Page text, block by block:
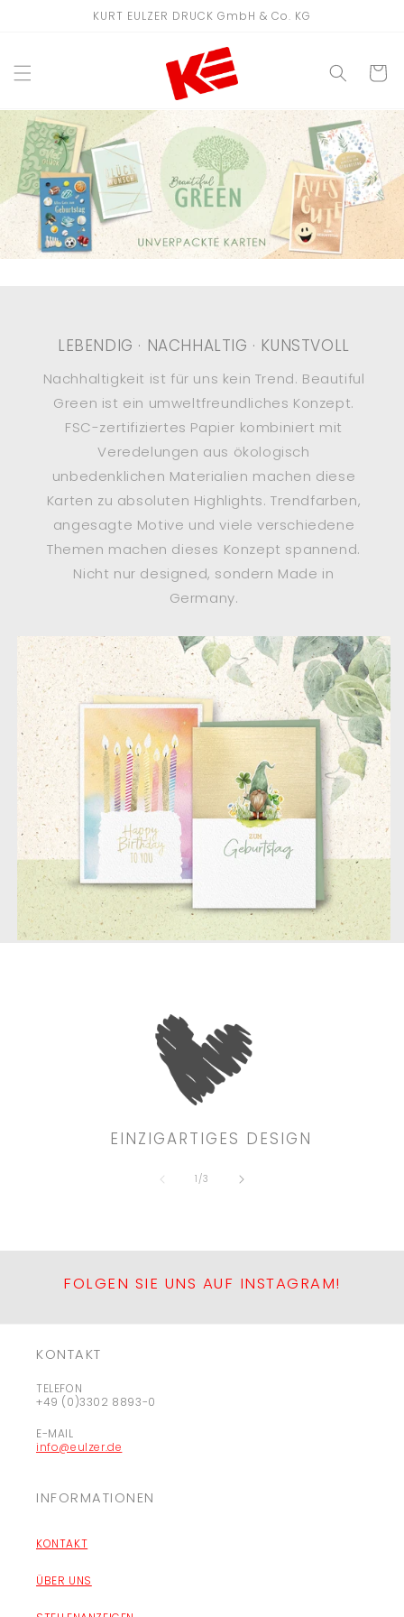
KURT EULZER DRUCK GmbH & Co. KG
LEBENDIG · NACHHALTIG · KUNSTVOLL
Nachhaltigkeit ist für uns kein Trend. Beautiful
Green ist ein umweltfreundliches Konzept.
FSC-zertifiziertes Papier kombiniert mit
Veredelungen aus ökologisch
unbedenklichen Materialien machen diese
Karten zu absoluten Highlights. Trendfarben,
angesagte Motive und viele verschiedene
Themen machen dieses Konzept spannend.
Nicht nur designed, sondern Made in
Germany.
EINZIGARTIGES DESIGN
1 /von
3
FOLGEN SIE UNS AUF INSTAGRAM!
KONTAKT
TELEFON
+49 (0)3302 8893-0
E-MAIL
info@eulzer.de
INFORMATIONEN
KONTAKT
ÜBER UNS